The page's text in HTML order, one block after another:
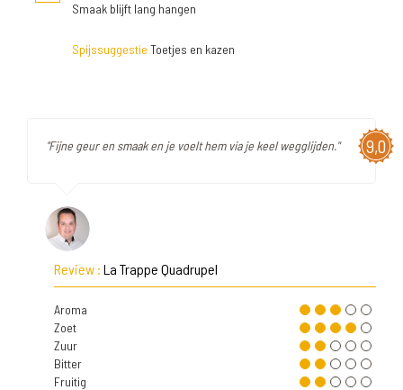
Smaak blijft lang hangen
Spijssuggestie Toetjes en kazen
9,0
"Fijne geur en smaak en je voelt hem via je keel wegglijden."
Review : La Trappe Quadrupel
Aroma
Zoet
Zuur
Bitter
Fruitig